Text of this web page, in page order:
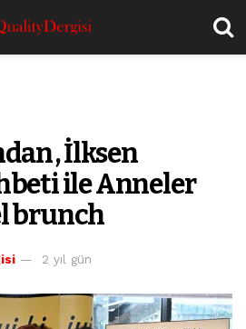
, İlksen Utlu’nun sohbeti ile Anneler
, İlksen
ile Anneler
brunch
2 yıl gün